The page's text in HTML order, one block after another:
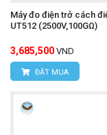
Máy đo điện trở cách
UT512 (2500V,100GΩ)
3,685,500 VND
ĐẶT MUA